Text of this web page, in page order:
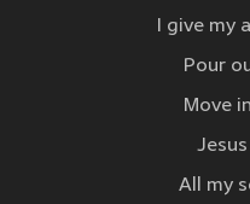
I give my
Pour
Move
All my